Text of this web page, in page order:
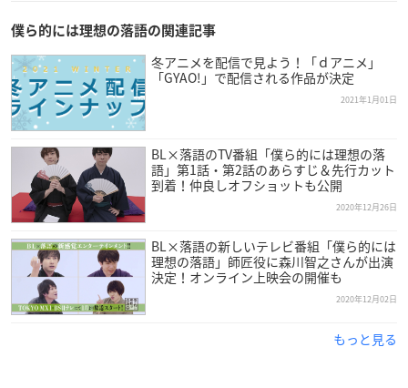
DISC1
番組映像3話収録
DISC2
・番組メイキング
・（新録）僕ら的には素敵なトーク…出演キャストが撮影の裏
話など「ぼくらく」トークを展開！
・（新録）僕ら的には理想のゲーム…出演キャストが番組の二
大テーマ「BL」と「落語」にちなんだゲームに挑戦！
店舗別特典
」発売記念 オンラインお渡し会シ
僕ら的には理想の落語の関連記事
冬アニメを配信で見よう！「ｄアニメ」
「GYAO!」で配信される作品が決定
2021年1月01日
BL×落語のTV番組「僕ら的には理想の落
語」第1話・第2話のあらすじ＆先行カット
到着！仲良しオフショットも公開
2020年12月26日
BL×落語の新しいテレビ番組「僕ら的には
理想の落語」師匠役に森川智之さんが出演
決定！オンライン上映会の開催も
2020年12月02日
もっと見る